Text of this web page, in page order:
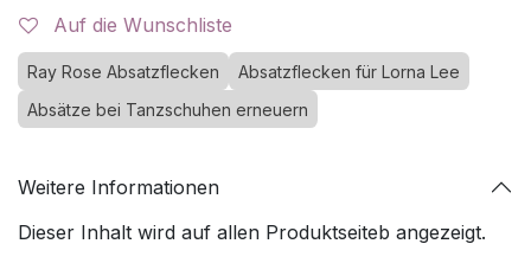
Auf die Wunschliste
Ray Rose Absatzflecken
Absatzflecken für Lorna Lee
Absätze bei Tanzschuhen erneuern
Weitere Informationen
Dieser Inhalt wird auf allen Produktseiteb angezeigt.